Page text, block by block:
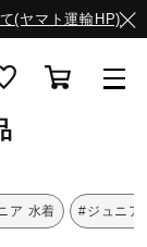
(ヤマト運輸HP)
ア 水着 #ジュニア